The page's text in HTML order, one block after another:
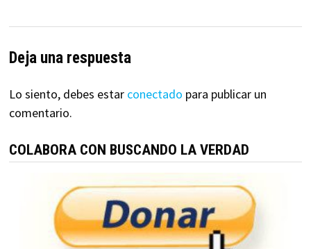
Deja una respuesta
Lo siento, debes estar conectado para publicar un
comentario.
COLABORA CON BUSCANDO LA VERDAD